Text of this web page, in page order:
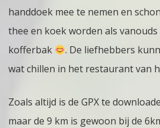
handdoek mee te nemen en
thee en koek worden als
kofferbak
. De liefhebbers
wat chillen in het restaurant van
Zoals altijd is de GPX te
maar de 9 km is gewoon bij de